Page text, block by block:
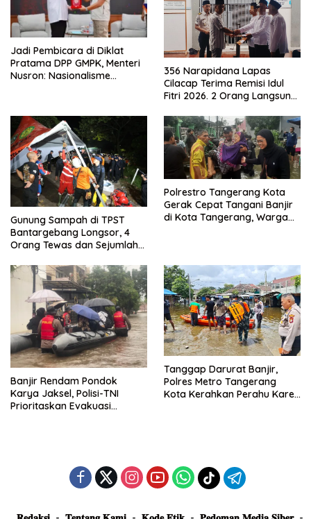
Jadi Pembicara di Diklat
Pratama DPP GMPK, Menteri
Nusron: Nasionalisme
356 Narapidana Lapas
Cilacap Terima Remisi Idul
Fitri 2026. 2 Orang Langsung
Gunung Sampah di TPST
Bantargebang Longsor, 4
Orang Tewas dan Sejumlah
Polrestro Tangerang Kota
Gerak Cepat Tangani Banjir
di Kota Tangerang, Warga
Banjir Rendam Pondok
Karya Jaksel, Polisi-TNI
Prioritaskan Evakuasi
Tanggap Darurat Banjir,
Polres Metro Tangerang
Kota Kerahkan Perahu Karet